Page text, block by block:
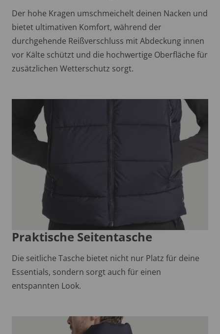
Der hohe Kragen umschmeichelt deinen Nacken und
bietet ultimativen Komfort, während der
durchgehende Reißverschluss mit Abdeckung innen
vor Kälte schützt und die hochwertige Oberfläche für
zusätzlichen Wetterschutz sorgt.
Praktische Seitentasche
Die seitliche Tasche bietet nicht nur Platz für deine
Essentials, sondern sorgt auch für einen
entspannten Look.